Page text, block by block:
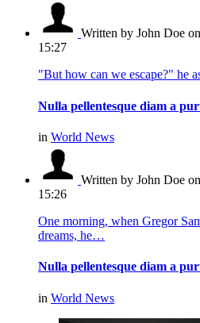
Written by John Doe
15:27
"But how can we escape?" he
Nulla pellentesque diam a
in World News
Written by John Doe
15:26
One morning, when Gregor
dreams, he…
Nulla pellentesque diam a
in World News